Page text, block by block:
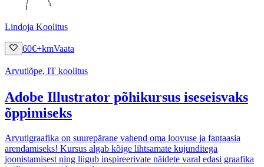
Lindoja Koolitus
60€+kmVaata
Arvutiõpe, IT koolitus
Adobe Illustrator põhikursus iseseisvaks
õppimiseks
Arvutigraafika on suurepärane vahend oma loovuse ja fantaasia
arendamiseks! Kursus algab kõige lihtsamate kujunditega
joonistamisest ning liigub inspireerivate näidete varal edasi graafika